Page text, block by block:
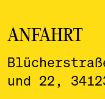
ANFAHRT
und 22,